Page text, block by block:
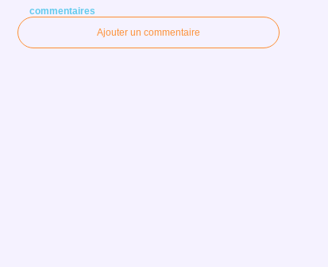
commentaires
Ajouter un commentaire